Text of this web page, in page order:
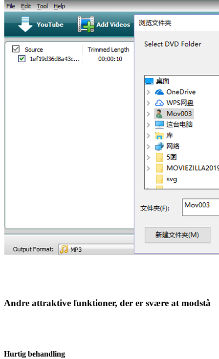
Andre attraktive funktioner, der er svære at modstå
Hurtig behandling